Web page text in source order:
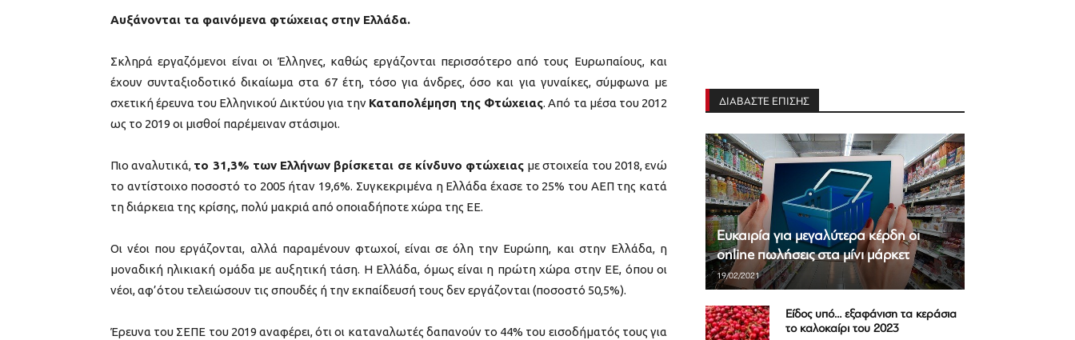
Αυξάνονται τα φαινόμενα φτώχειας στην Ελλάδα.
Σκληρά εργαζόμενοι είναι οι Έλληνες, καθώς εργάζονται περισσότερο από τους Ευρωπαίους, και
έχουν συνταξιοδοτικό δικαίωμα στα 67 έτη, τόσο για άνδρες, όσο και για γυναίκες, σύμφωνα με
σχετική έρευνα του Ελληνικού Δικτύου για την Καταπολέμηση της Φτώχειας. Από τα μέσα του 2012
ως το 2019 οι μισθοί παρέμειναν στάσιμοι.
Πιο αναλυτικά, το 31,3% των Ελλήνων βρίσκεται σε κίνδυνο φτώχειας με στοιχεία του 2018, ενώ
το αντίστοιχο ποσοστό το 2005 ήταν 19,6%. Συγκεκριμένα η Ελλάδα έχασε το 25% του ΑΕΠ της κατά
τη διάρκεια της κρίσης, πολύ μακριά από οποιαδήποτε χώρα της ΕΕ.
Οι νέοι που εργάζονται, αλλά παραμένουν φτωχοί, είναι σε όλη την Ευρώπη, και στην Ελλάδα, η
μοναδική ηλικιακή ομάδα με αυξητική τάση. Η Ελλάδα, όμως είναι η πρώτη χώρα στην ΕΕ, όπου οι
νέοι, αφ’ότου τελειώσουν τις σπουδές ή την εκπαίδευσή τους δεν εργάζονται (ποσοστό 50,5%).
Έρευνα του ΣΕΠΕ του 2019 αναφέρει, ότι οι καταναλωτές δαπανούν το 44% του εισοδήματός τους για
ΔΙΑΒΑΣΤΕ ΕΠΙΣΗΣ
Ευκαιρία για μεγαλύτερα κέρδη οι
online πωλήσεις στα μίνι μάρκετ
19/02/2021
Είδος υπό… εξαφάνιση τα κεράσια
το καλοκαίρι του 2023